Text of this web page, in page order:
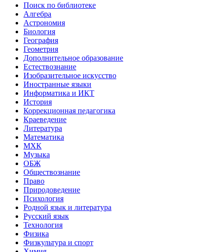
Поиск по библиотеке
Алгебра
Астрономия
Биология
География
Геометрия
Дополнительное образование
Естествознание
Изобразительное искусство
Иностранные языки
Информатика и ИКТ
История
Коррекционная педагогика
Краеведение
Литература
Математика
МХК
Музыка
ОБЖ
Обществознание
Право
Природоведение
Психология
Родной язык и литература
Русский язык
Технология
Физика
Физкультура и спорт